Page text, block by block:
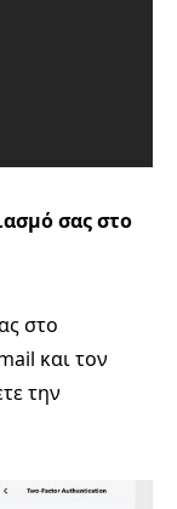
σας στο
στο
και τον
την